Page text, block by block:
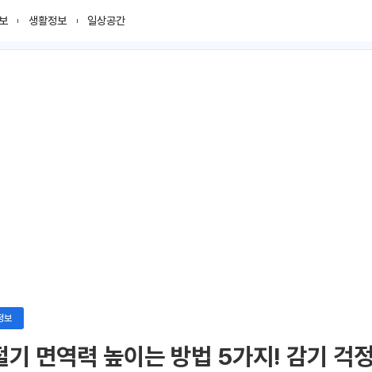
생활정보 일상공간
보
기 면역력 높이는 방법 5가지! 감기 걱